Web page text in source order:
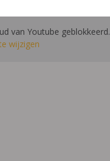
van Youtube geblokkeerd.
wijzigen